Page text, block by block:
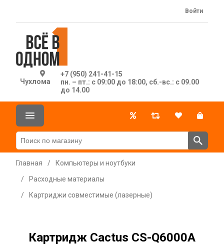
Чухлома
+7 (950) 241-41-15
пн. – пт.: с 09:00 до 18:00, сб.-вс.: с 09.00
до 14.00
Войти
Главная /
Компьютеры и ноутбуки
/
Расходные материалы
/
Картриджи совместимые (лазерные)
Картридж Cactus CS-Q6000A